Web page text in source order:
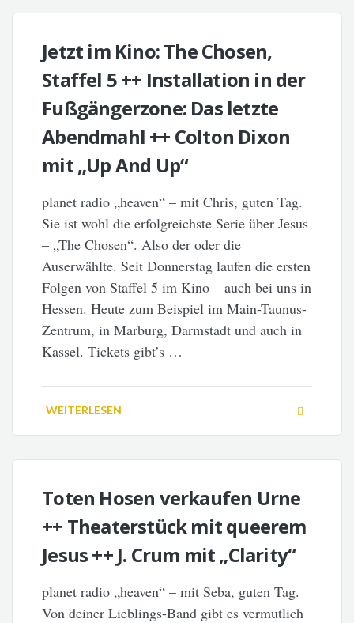
Jetzt im Kino: The Chosen,
Staffel 5 ++ Installation in der
Fußgängerzone: Das letzte
Abendmahl ++ Colton Dixon
mit „Up And Up“
planet radio „heaven“ – mit Chris, guten Tag.
Sie ist wohl die erfolgreichste Serie über Jesus
– „The Chosen“. Also der oder die
Auserwählte. Seit Donnerstag laufen die ersten
Folgen von Staffel 5 im Kino – auch bei uns in
Hessen. Heute zum Beispiel im Main-Taunus-
Zentrum, in Marburg, Darmstadt und auch in
Kassel. Tickets gibt’s …
WEITERLESEN
Toten Hosen verkaufen Urne
++ Theaterstück mit queerem
Jesus ++ J. Crum mit „Clarity“
planet radio „heaven“ – mit Seba, guten Tag.
Von deiner Lieblings-Band gibt es vermutlich